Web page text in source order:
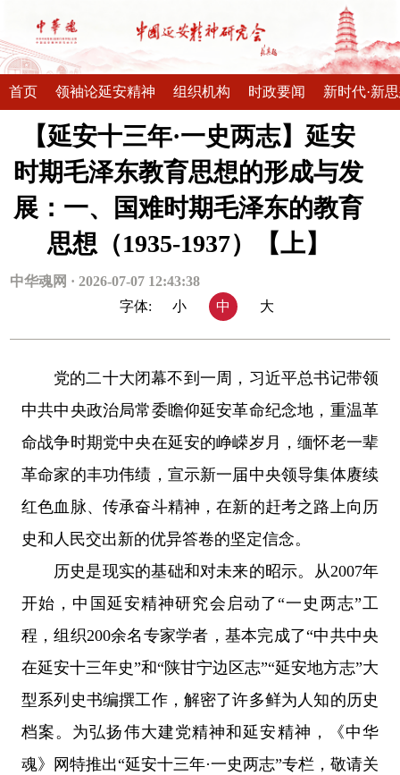
首页 领袖论延安精神 组织机构 时政要闻 新时代·新
【延安十三年·一史两志】延安
时期毛泽东教育思想的形成与发
展：一、国难时期毛泽东的教育
思想（1935-1937）【上】
中华魂网 · 2026-07-07 12:43:38
字体:
小 中 大
党的二十大闭幕不到一周，习近平总书记带领
中共中央政治局常委瞻仰延安革命纪念地，重温革
命战争时期党中央在延安的峥嵘岁月，缅怀老一辈
革命家的丰功伟绩，宣示新一届中央领导集体赓续
红色血脉、传承奋斗精神，在新的赶考之路上向历
史和人民交出新的优异答卷的坚定信念。
历史是现实的基础和对未来的昭示。从2007年
开始，中国延安精神研究会启动了“一史两志”工
程，组织200余名专家学者，基本完成了“中共中央
在延安十三年史”和“陕甘宁边区志”“延安地方志”大
型系列史书编撰工作，解密了许多鲜为人知的历史
档案。为弘扬伟大建党精神和延安精神，《中华
魂》网特推出“延安十三年·一史两志”专栏，敬请关